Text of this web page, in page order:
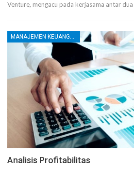
Venture, mengacu pada kerjasama antar
MANAJEMEN KEUANGAN
Analisis Profitabilitas